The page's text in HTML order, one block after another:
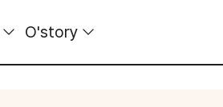
O'story